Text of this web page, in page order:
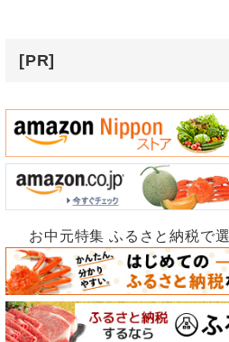
[PR]
お中元特集 ふるさと納税で